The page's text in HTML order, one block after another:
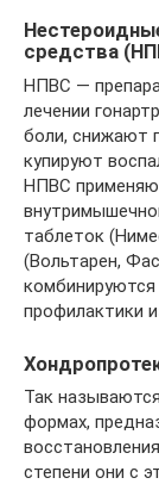
средства
НПВС —
лечении
боли, снижают
купируют
НПВС
таблеток
(Вольтарен,
профилактики
Так
формах,
степени они с